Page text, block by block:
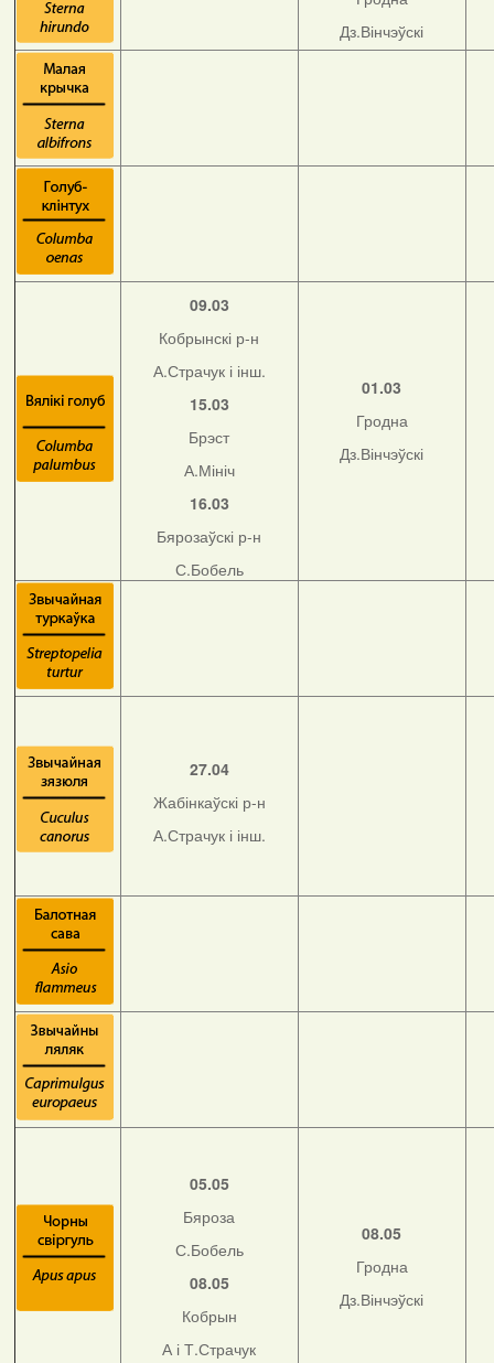
Дз.Вінчэўскі
09.03
Кобрынскі р-н
А.Страчук і інш.
15.03
Брэст
А.Мініч
16.03
Бярозаўскі р-н
С.Бобель
01.03
Гродна
Дз.Вінчэўскі
27.04
Жабінкаўскі р-н
А.Страчук і інш.
05.05
Бяроза
С.Бобель
08.05
Кобрын
А і Т.Страчук
08.05
Гродна
Дз.Вінчэўскі